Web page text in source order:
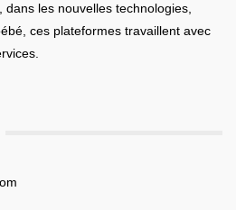
, dans les nouvelles technologies,
, ces plateformes travaillent avec